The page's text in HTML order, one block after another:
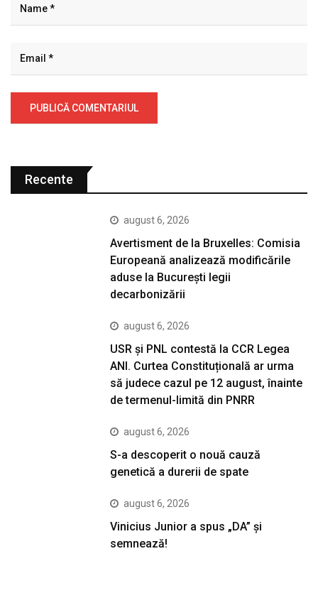
Recente
august 6, 2026
Avertisment de la Bruxelles: Comisia
Europeană analizează modificările
aduse la București legii
decarbonizării
august 6, 2026
USR și PNL contestă la CCR Legea
ANI. Curtea Constituțională ar urma
să judece cazul pe 12 august, înainte
de termenul-limită din PNRR
august 6, 2026
S-a descoperit o nouă cauză
genetică a durerii de spate
august 6, 2026
Vinicius Junior a spus „DA” și
semnează!